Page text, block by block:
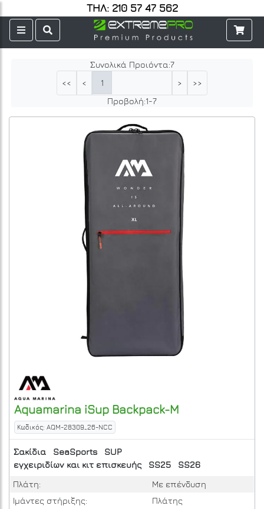
ΤΗΛ: 210 57 47 562
Συνολικά Προιόντα:7
<<
< 1 >
>>
Προβολή:1-7
Aquamarina iSup Backpack-Μ
Κωδικός: AQM-28309_26-NCC
Σακίδια SeaSports
SUP
εγχειριδίων και κιτ επισκευής
SS25
SS26
Πλάτη:
Με επένδυση
Ιμάντες στήριξης:
Πλάτης